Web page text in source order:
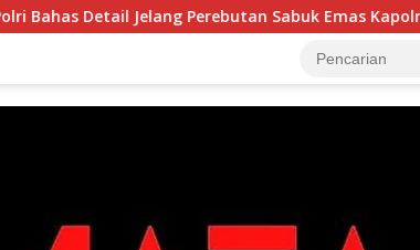
Jelang Perebutan Sabuk Emas Kapolri 2026